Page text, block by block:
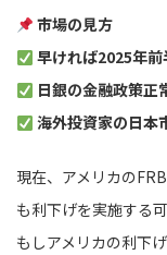
市場の見方
早ければ2025年
日銀の金融政策正
海外投資家の日本
現在、アメリカの
も利下げを実施する
もしアメリカの利下